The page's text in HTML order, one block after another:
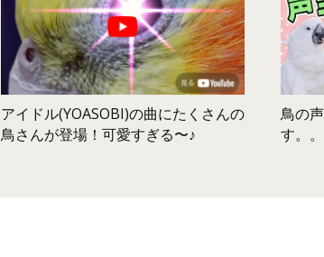
アイドル(YOASOBI)の曲にたくさんの
鳥さんが登場！可愛すぎる〜♪
鳥の
す。。